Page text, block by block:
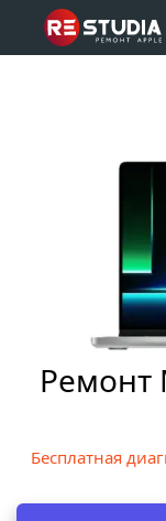
Ремонт
Бесплатная